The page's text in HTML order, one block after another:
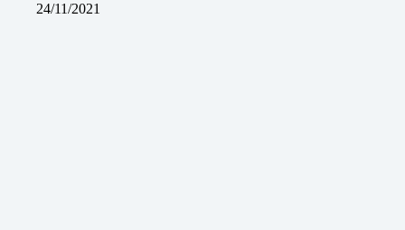
24/11/2021